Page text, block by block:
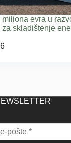
evra u
za skladištenje